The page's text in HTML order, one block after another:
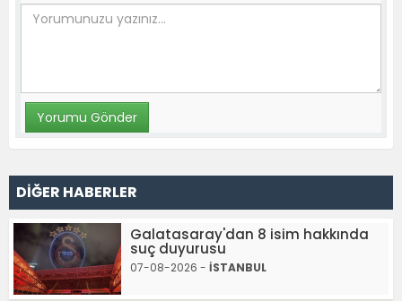
DİĞER HABERLER
Galatasaray'dan 8 isim hakkında
suç duyurusu
07-08-2026 - İSTANBUL